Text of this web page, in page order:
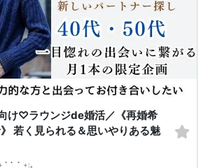
に電話または問い合わせページ等から連絡をお願い
セルの場合には、どのような理由でもキャンセル料
ださい
ンセル
当日のキャンセル
すので、主旨をご理解頂き、キャンセルの無いよう
設側の方針に準拠いたします。特に指定がない場合
け♡ラウンジde婚活／《再婚希
若く見られる＆思いやりある魅
ﾟ ゜ﾟ +:｡